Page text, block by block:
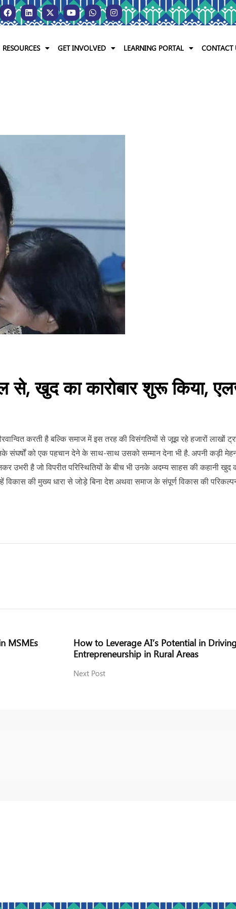
RESOURCES GET INVOLVED LEARNING PORTAL CONTACT
से, खुद का कारोबार शुरू किया,
करती है बल्कि समाज में इस तरह की विसंगतियों से जूझ रहे हजारों लाखों
संघर्षों को एक पहचान देने के साथ-साथ उसको सम्मान देना भी है. अपनी कड़ी
उभरी है जो विपरीत परिस्थितियों के बीच भी उनके अदम्य साहस की कहानी खुद
की मुख्य धारा से जोड़े बिना देश अथवा समाज के संपूर्ण विकास की
MSMEs
How to Leverage AI’s Potential in Driving
Entrepreneurship in Rural Areas
Next Post